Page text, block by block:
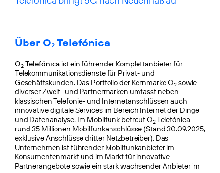
Über O₂ Telefónica
O2 Telefónica ist ein führender Komplettanbieter für
Telekommunikationsdienste für Privat- und
Geschäftskunden. Das Portfolio der Kernmarke O2 sowie
diverser Zweit- und Partnermarken umfasst neben
klassischen Telefonie- und Internetanschlüssen auch
innovative digitale Services im Bereich Internet der Dinge
und Datenanalyse. Im Mobilfunk betreut O2Telefónica
rund 35 Millionen Mobilfunkanschlüsse (Stand 30.09.2025,
exklusive Anschlüsse dritter Netzbetreiber). Das
Unternehmen ist führender Mobilfunkanbieter im
Konsumentenmarkt und im Markt für innovative
Partnerangebote sowie ein stark wachsender Anbieter im